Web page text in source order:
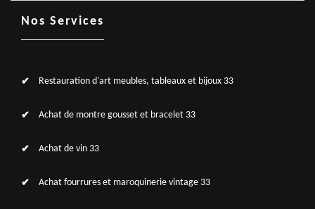
Nos Services
Restauration d'art meubles, tableaux et bijoux 33
Achat de montre gousset et bracelet 33
Achat de vin 33
Achat fourrures et maroquinerie vintage 33